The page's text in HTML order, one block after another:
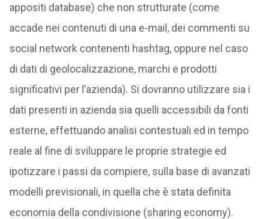
appositi database) che non strutturate (come
accade nei contenuti di una e-mail, dei commenti su
social network contenenti hashtag, oppure nel caso
di dati di geolocalizzazione, marchi e prodotti
significativi per l’azienda). Si dovranno utilizzare sia i
dati presenti in azienda sia quelli accessibili da fonti
esterne, effettuando analisi contestuali ed in tempo
reale al fine di sviluppare le proprie strategie ed
ipotizzare i passi da compiere, sulla base di avanzati
modelli previsionali, in quella che è stata definita
economia della condivisione (sharing economy).